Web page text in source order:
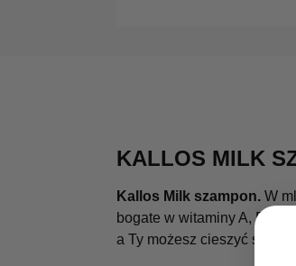
KALLOS MILK
Kallos Milk szampon.W
bogate w witaminy A, D, E,
a Ty możesz cieszyć się